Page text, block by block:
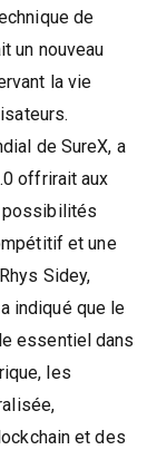
de
un nouveau
la vie
de SureX, a
offrirait aux
possibilités
et une
Sidey,
indiqué que le
essentiel dans
les
et des